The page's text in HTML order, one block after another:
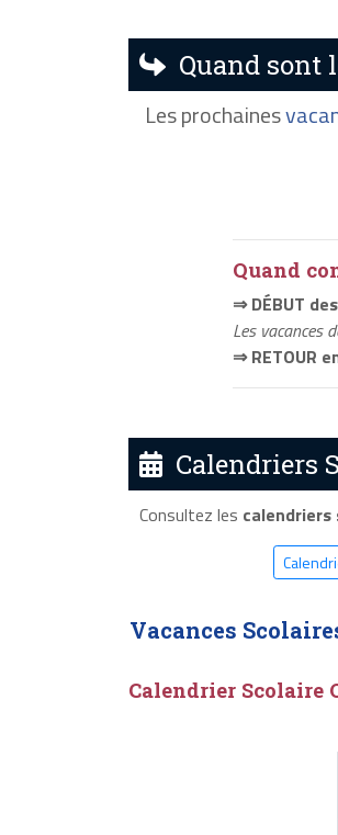
Quand sont
Les prochaines
Quand
⇒ DÉBUT
Les vacances
⇒ RETOUR
Calendriers
Consultez les calendriers
Vacances
Calendrier Scolaire